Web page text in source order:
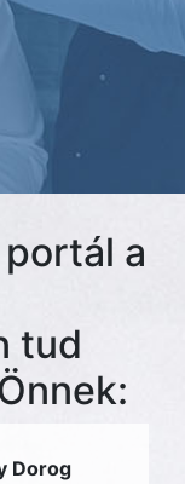
portál a
tud
Dorog